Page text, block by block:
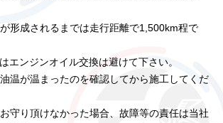
形成されるまでは走行距離で1,500km程で
エンジンオイル交換は避けて下さい。
温が温まったのを確認してから施工してくだ
守り頂けなかった場合、故障等の責任は当社